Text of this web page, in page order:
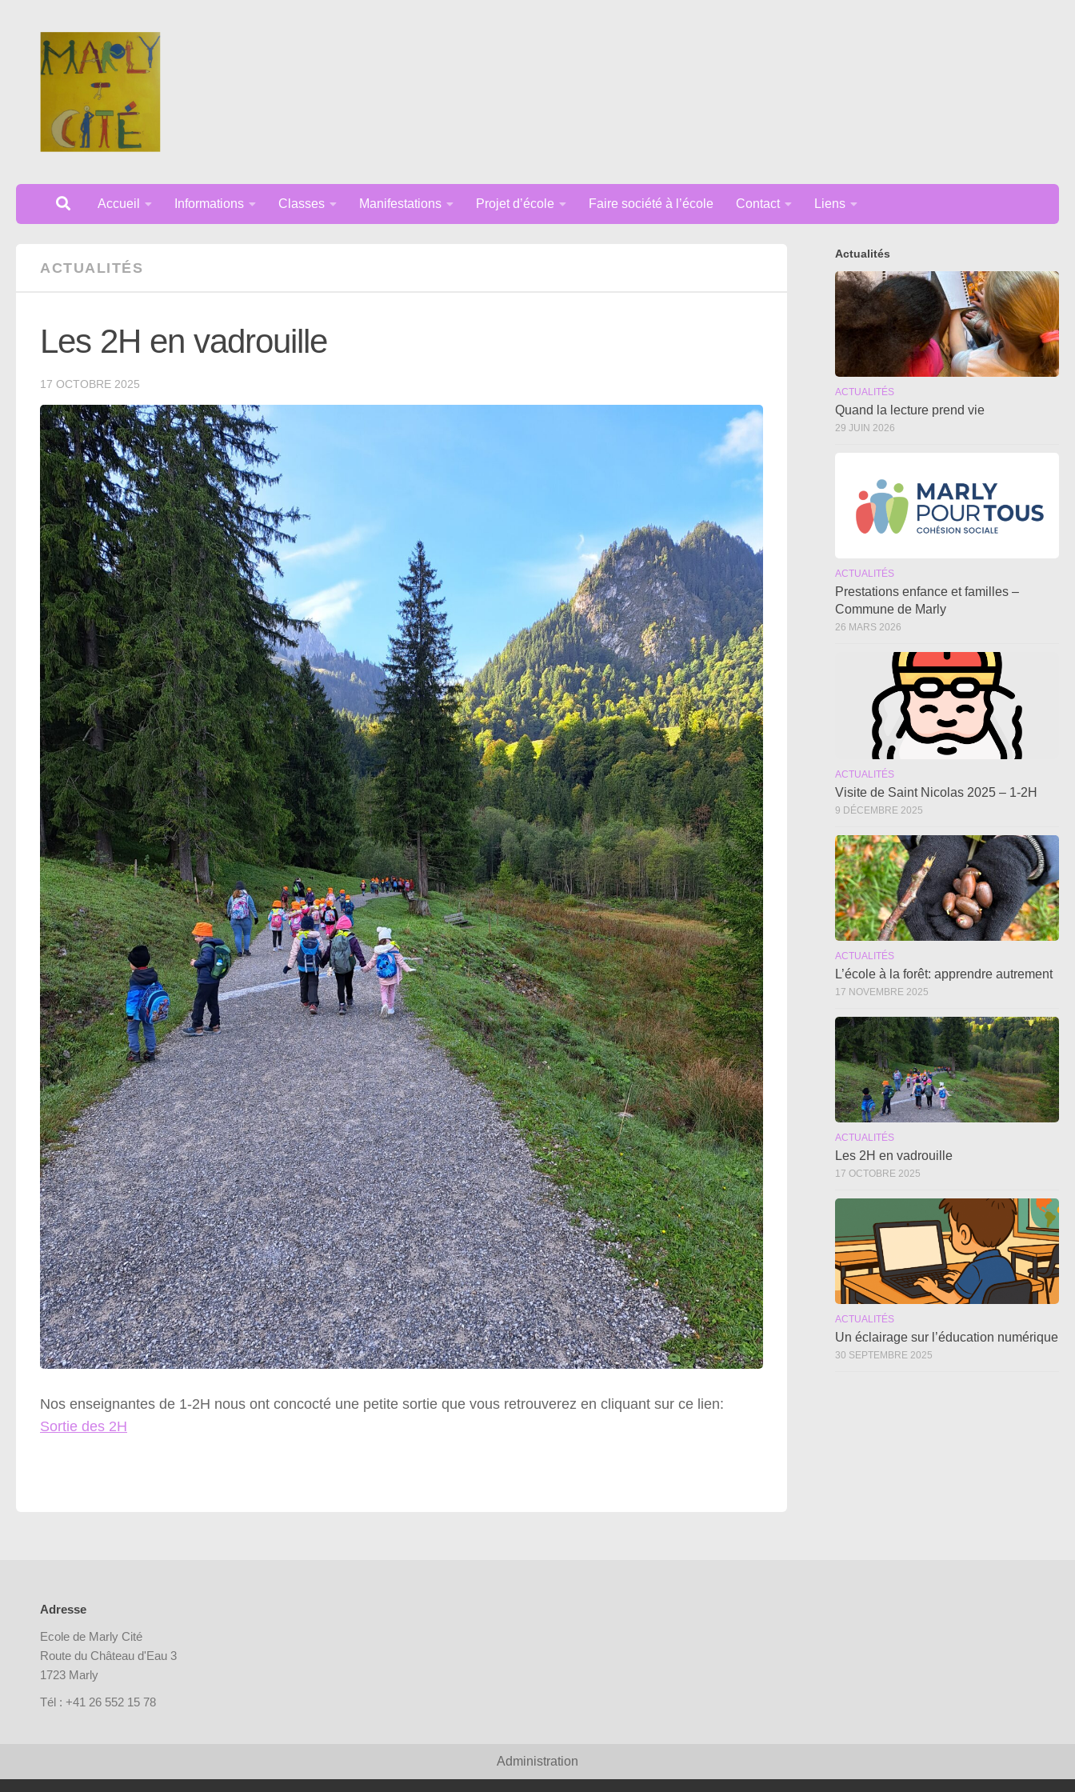
Accueil Informations Classes Manifestations Projet d’école Faire société à l’école Contact Liens
ACTUALITÉS
Les 2H en vadrouille
17 OCTOBRE 2025
Nos enseignantes de 1-2H nous ont concocté une petite sortie que vous retrouverez en cliquant sur ce lien:
Sortie des 2H
Actualités
ACTUALITÉS
Quand la lecture prend vie
29 JUIN 2026
ACTUALITÉS
Prestations enfance et familles –
Commune de Marly
26 MARS 2026
ACTUALITÉS
Visite de Saint Nicolas 2025 – 1-2H
9 DÉCEMBRE 2025
ACTUALITÉS
L’école à la forêt: apprendre autrement
17 NOVEMBRE 2025
ACTUALITÉS
Les 2H en vadrouille
17 OCTOBRE 2025
ACTUALITÉS
Un éclairage sur l’éducation numérique
30 SEPTEMBRE 2025
Adresse
Ecole de Marly Cité
Route du Château d'Eau 3
1723 Marly
Tél : +41 26 552 15 78
Administration